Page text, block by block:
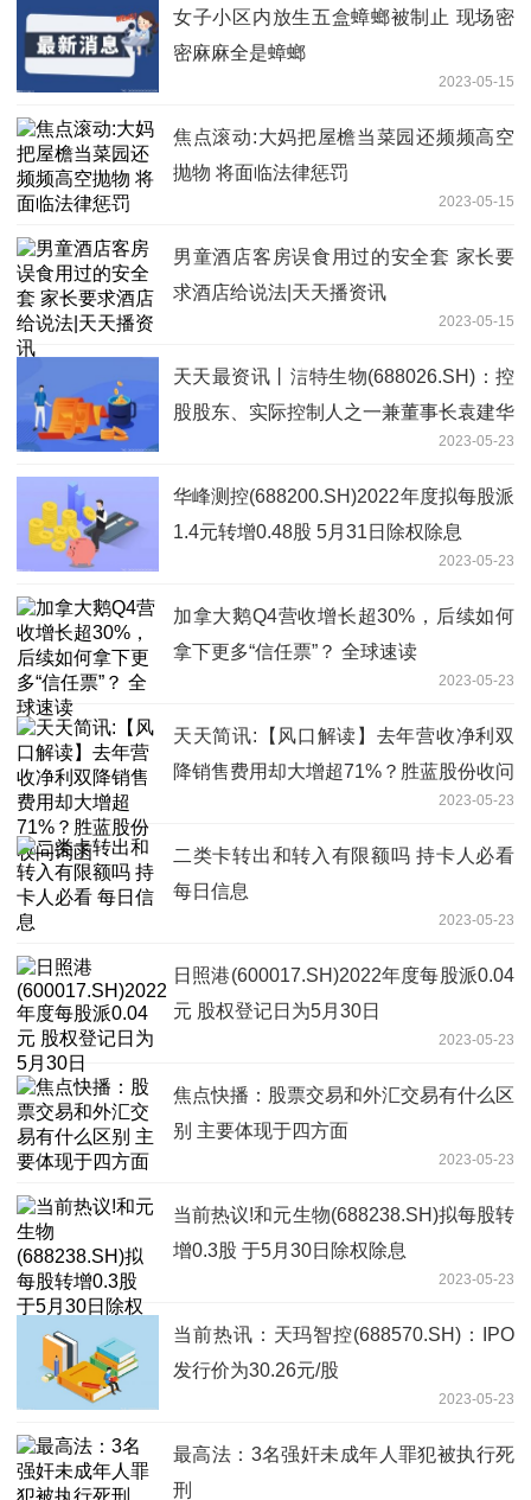
女子小区内放生五盒蟑螂被制止 现场密
密麻麻全是蟑螂
2023-05-15
焦点滚动:大妈把屋檐当菜园还频频高空
抛物 将面临法律惩罚
2023-05-15
男童酒店客房误食用过的安全套 家长要
求酒店给说法|天天播资讯
2023-05-15
天天最资讯丨洁特生物(688026.SH)：控
股股东、实际控制人之一兼董事长袁建华
2023-05-23
华峰测控(688200.SH)2022年度拟每股派
1.4元转增0.48股 5月31日除权除息
2023-05-23
加拿大鹅Q4营收增长超30%，后续如何
拿下更多“信任票”？ 全球速读
2023-05-23
天天简讯:【风口解读】去年营收净利双
降销售费用却大增超71%？胜蓝股份收问
2023-05-23
二类卡转出和转入有限额吗 持卡人必看
每日信息
2023-05-23
日照港(600017.SH)2022年度每股派0.04
元 股权登记日为5月30日
2023-05-23
焦点快播：股票交易和外汇交易有什么区
别 主要体现于四方面
2023-05-23
当前热议!和元生物(688238.SH)拟每股转
增0.3股 于5月30日除权除息
2023-05-23
当前热讯：天玛智控(688570.SH)：IPO
发行价为30.26元/股
2023-05-23
最高法：3名强奸未成年人罪犯被执行死
刑